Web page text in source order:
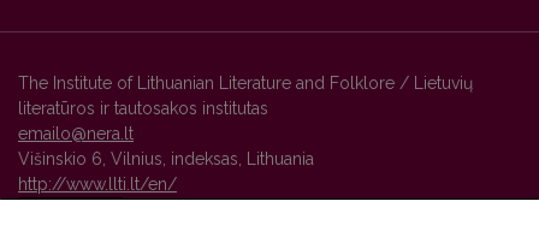
The Institute of Lithuanian Literature and Folklore / Lietuvių
literatūros ir tautosakos institutas
emailo@nera.lt
Višinskio 6, Vilnius, indeksas, Lithuania
http://www.llti.lt/en/